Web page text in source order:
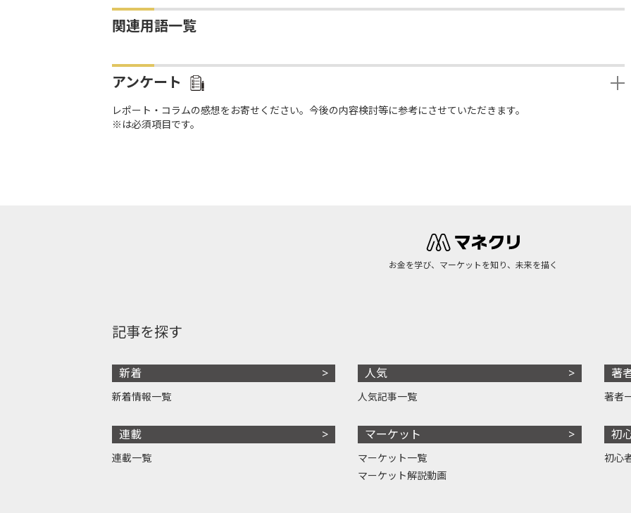
関連用語一覧
アンケート
レポート・コラムの感想をお寄せください。今後の内容検討等に参考にさせていただきます。
※は必須項目です。
お金を学び、マーケットを知り、未来を描く
記事を探す
新着
新着情報一覧
連載
連載一覧
人気
人気記事一覧
マーケット
マーケット一覧
マーケット解説動画
著
著者
初
初心